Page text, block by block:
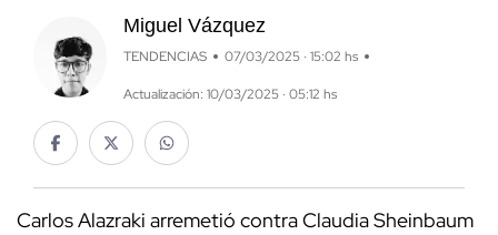
Miguel Vázquez
TENDENCIAS 07/03/2025 · 15:02 hs
Actualización: 10/03/2025 · 05:12 hs
Carlos Alazraki arremetió contra Claudia Sheinbaum